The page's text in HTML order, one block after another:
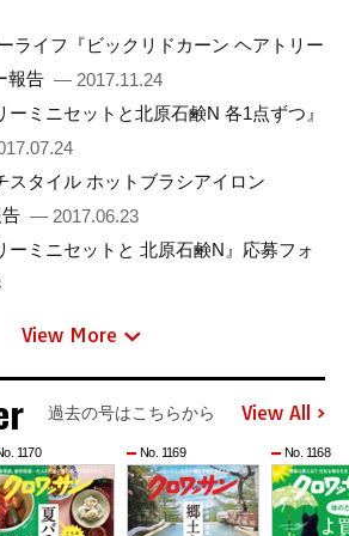
ライフ『ビックリドカーン ヘアトリー
報告 — 2017.11.24
ーミニセットと北原石鹸N 各1点ずつ』
スタイル ホットブラシアイロン
— 2017.06.23
ーミニセットと 北原石鹸N』応募フォ
View More
過去の号はこちらから View All
1170 No. 1169 No. 1168